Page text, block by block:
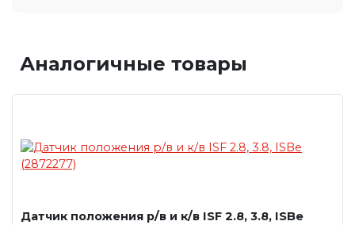
Аналогичные товары
Датчик положения р/в и к/в ISF 2.8, 3.8, ISBe